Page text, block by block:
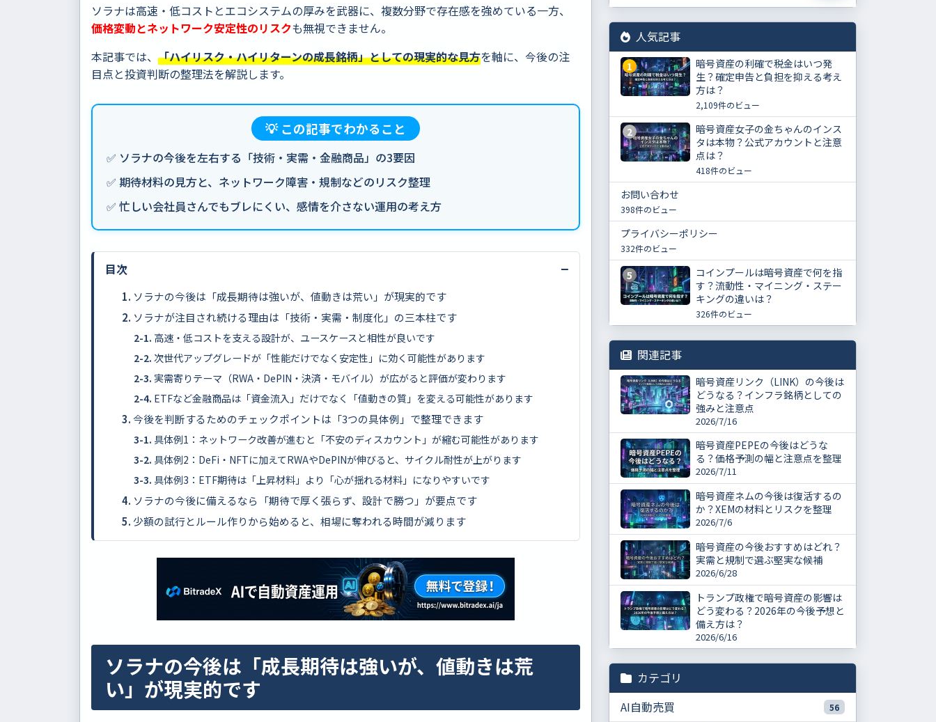
ソラナは高速・低コストとエコシステムの厚みを武器に、複数分野で存在感を強めている一方、
価格変動とネットワーク安定性のリスクも無視できません。
本記事では、 「ハイリスク・ハイリターンの成長銘柄」としての現実的な見方を軸に、今後の注
目点と投資判断の整理法を解説します。
💡 この記事でわかること
✅ ソラナの今後を左右する「技術・実需・金融商品」の3要因
✅ 期待材料の見方と、ネットワーク障害・規制などのリスク整理
✅ 忙しい会社員さんでもブレにくい、感情を介さない運用の考え方
目次 −
ソラナの今後は「成長期待は強いが、値動きは荒い」が現実的です
ソラナが注目され続ける理由は「技術・実需・制度化」の三本柱です
高速・低コストを支える設計が、ユースケースと相性が良いです
次世代アップグレードが「性能だけでなく安定性」に効く可能性があります
実需寄りテーマ（RWA・DePIN・決済・モバイル）が広がると評価が変わります
ETFなど金融商品は「資金流入」だけでなく「値動きの質」を変える可能性があります
今後を判断するためのチェックポイントは「3つの具体例」で整理できます
具体例1：ネットワーク改善が進むと「不安のディスカウント」が縮む可能性があります
具体例2：DeFi・NFTに加えてRWAやDePINが伸びると、サイクル耐性が上がります
具体例3：ETF期待は「上昇材料」より「心が揺れる材料」になりやすいです
ソラナの今後に備えるなら「期待で厚く張らず、設計で勝つ」が要点です
少額の試行とルール作りから始めると、相場に奪われる時間が減ります
ソラナの今後は「成長期待は強いが、値動きは荒
い」が現実的です
人気記事
1
暗号資産の利確で税金はいつ発
生？確定申告と負担を抑える考え
方は？
2,109件のビュー
2
暗号資産女子の金ちゃんのインス
タは本物？公式アカウントと注意
点は？
418件のビュー
お問い合わせ
398件のビュー
プライバシーポリシー
332件のビュー
5
コインプールは暗号資産で何を指
す？流動性・マイニング・ステー
キングの違いは？
326件のビュー
関連記事
暗号資産リンク（LINK）の今後は
どうなる？インフラ銘柄としての
強みと注意点
2026/7/16
暗号資産PEPEの今後はどうな
る？価格予測の幅と注意点を整理
2026/7/11
暗号資産ネムの今後は復活するの
か？XEMの材料とリスクを整理
2026/7/6
暗号資産の今後おすすめはどれ？
実需と規制で選ぶ堅実な候補
2026/6/28
トランプ政権で暗号資産の影響は
どう変わる？2026年の今後予想と
備え方は？
2026/6/16
カテゴリ
AI自動売買
56